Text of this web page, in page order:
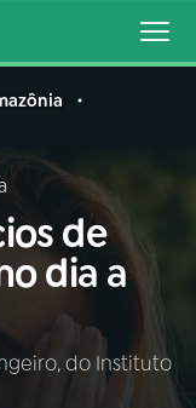
de
dia a
do Instituto